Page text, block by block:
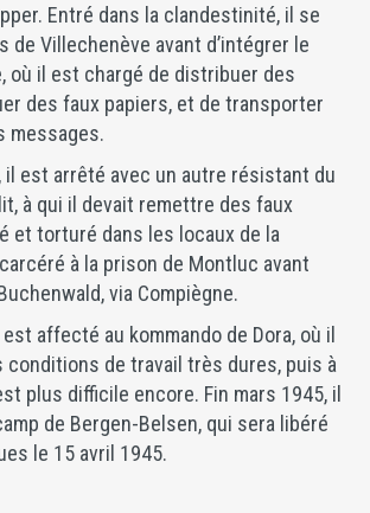
Entré dans la clandestinité, il se
de Villechenève avant d’intégrer le
où il est chargé de distribuer des
des faux papiers, et de transporter
messages.
il est arrêté avec un autre résistant du
à qui il devait remettre des faux
et torturé dans les locaux de la
à la prison de Montluc avant
via Compiègne.
affecté au kommando de Dora, où il
conditions de travail très dures, puis à
plus difficile encore. Fin mars 1945, il
de Bergen-Belsen, qui sera libéré
le 15 avril 1945.